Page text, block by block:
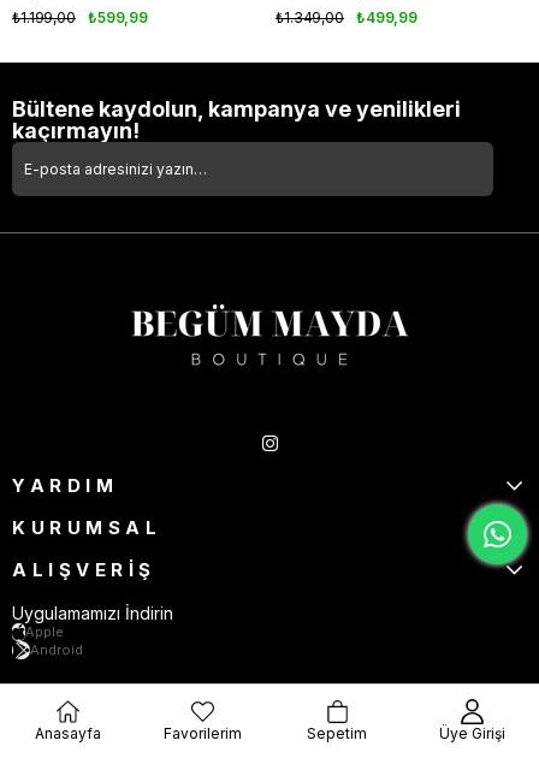
₺599,99
₺1.199,00
₺499,99
₺1.349,00
Bültene kaydolun, kampanya ve yenilikleri
kaçırmayın!
YARDIM
KURUMSAL
ALIŞVERİŞ
Uygulamamızı İndirin
Apple
Android
Anasayfa Favorilerim Sepetim Üye Girişi